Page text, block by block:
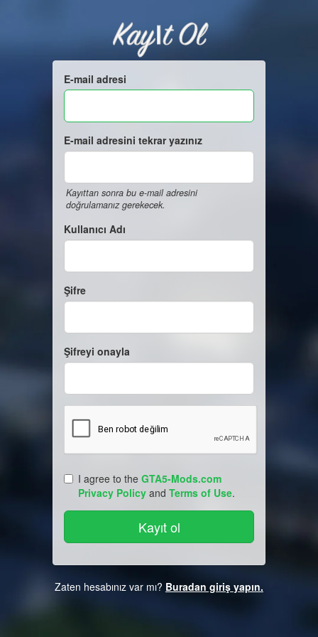
Kayıt Ol
E-mail adresi
E-mail adresini tekrar yazınız
Kayıttan sonra bu e-mail adresini
doğrulamanız gerekecek.
Kullanıcı Adı
Şifre
Şifreyi onayla
I agree to the GTA5-Mods.com
Privacy Policy and Terms of Use.
Zaten hesabınız var mı? Buradan giriş yapın.